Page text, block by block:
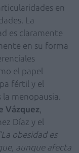
en
La
es claramente
en su forma
el papel
fértil y el
menopausia.
Vázquez
Díaz y el
“La obesidad es
aunque afecta